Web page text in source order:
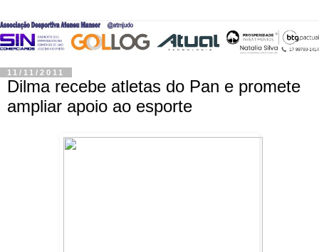
11/11/2011
Dilma recebe atletas do Pan e promete
ampliar apoio ao esporte